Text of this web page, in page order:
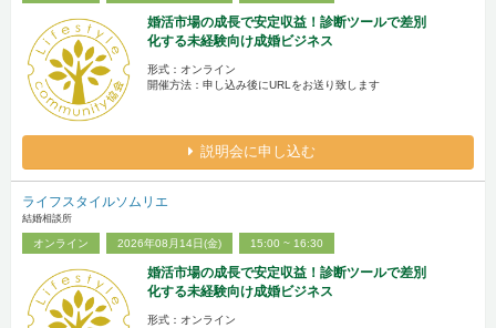
婚活市場の成長で安定収益！診断ツールで差別
化する未経験向け成婚ビジネス
形式：オンライン
開催方法：申し込み後にURLをお送り致します
説明会に申し込む
ライフスタイルソムリエ
結婚相談所
オンライン 2026年08月14日(金) 15:00 ~ 16:30
婚活市場の成長で安定収益！診断ツールで差別
化する未経験向け成婚ビジネス
形式：オンライン